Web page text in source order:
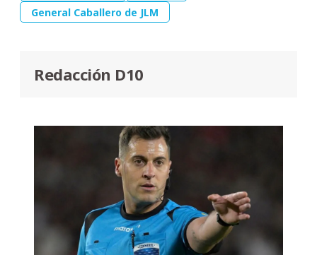
General Caballero de JLM
Redacción D10